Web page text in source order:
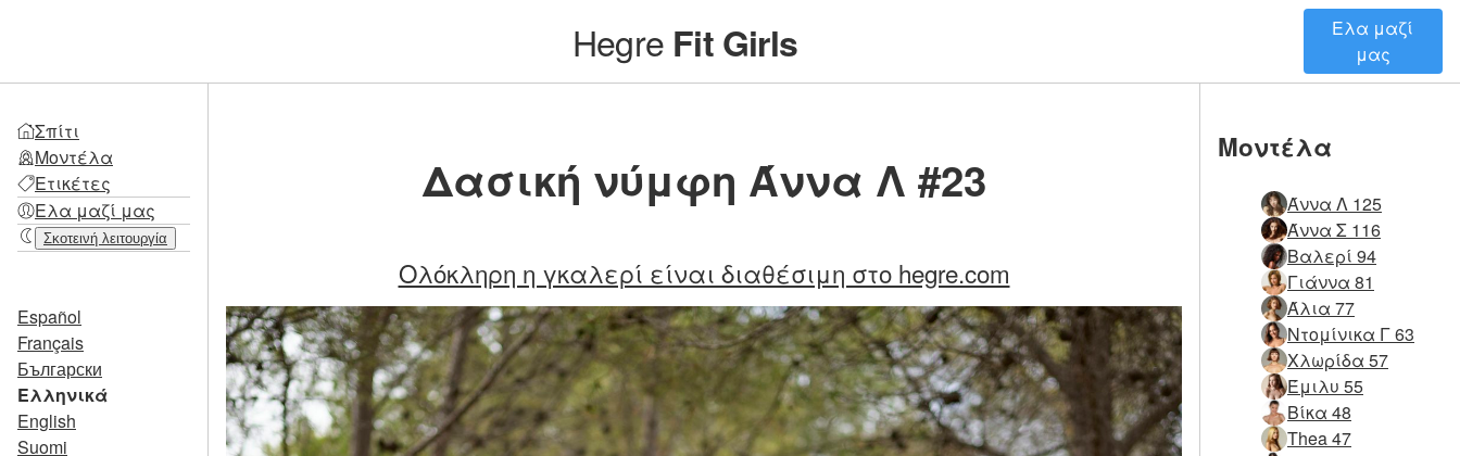
Hegre Fit Girls
Ελα μαζί
μας
Σπίτι
Μοντέλα
Ετικέτες
Ελα μαζί μας
Σκοτεινή λειτουργία
Español
Français
Български
Ελληνικά
English
Suomi
Δασική νύμφη Άννα Λ #23
Ολόκληρη η γκαλερί είναι διαθέσιμη στο hegre.com
Μοντέλα
Άννα Λ 125
Άννα Σ 116
Βαλερί 94
Γιάννα 81
Άλια 77
Ντομίνικα Γ 63
Χλωρίδα 57
Έμιλυ 55
Βίκα 48
Thea 47